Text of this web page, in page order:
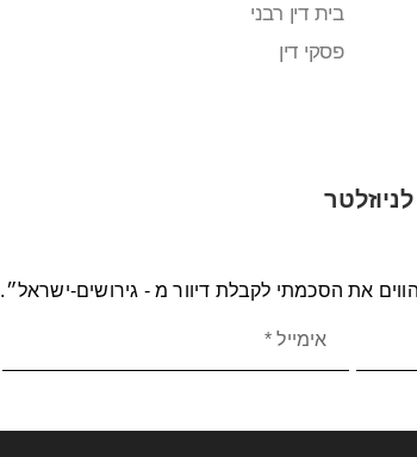
בית דין רבני
פסקי דין
את הסכמתי לקבלת דיוור מ - גירושים-ישראל״.